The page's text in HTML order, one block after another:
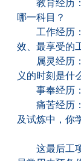
教育经历：
哪一科目？
工作经历：
效、最享受的
属灵经历：
义的时刻是什
事奉经历：
痛苦经历：
及试炼中，你
这最后工